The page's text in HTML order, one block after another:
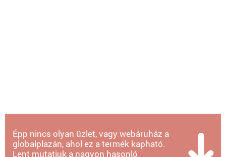
Épp nincs olyan üzlet, vagy webáruház a
globalplazán, ahol ez a termék kapható.
Lent mutatjuk a nagyon hasonló